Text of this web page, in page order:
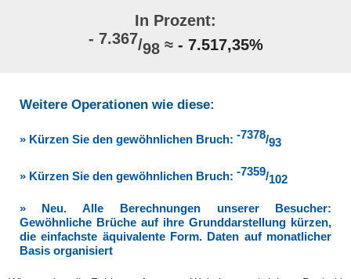
In Prozent:
- 7.367/98≈ - 7.517,35%
Weitere Operationen wie diese:
» Kürzen Sie den gewöhnlichen Bruch: -7378/93
» Kürzen Sie den gewöhnlichen Bruch: -7359/102
» Neu. Alle Berechnungen unserer Besucher:
Gewöhnliche Brüche auf ihre Grunddarstellung kürzen,
die einfachste äquivalente Form. Daten auf monatlicher
Basis organisiert